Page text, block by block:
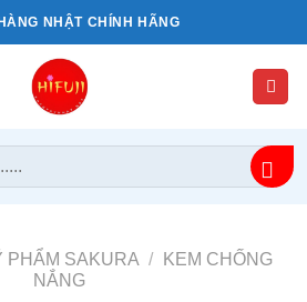
NHẬT CHÍNH HÃNG
PHẨM SAKURA /
KEM CHỐNG
NẮNG